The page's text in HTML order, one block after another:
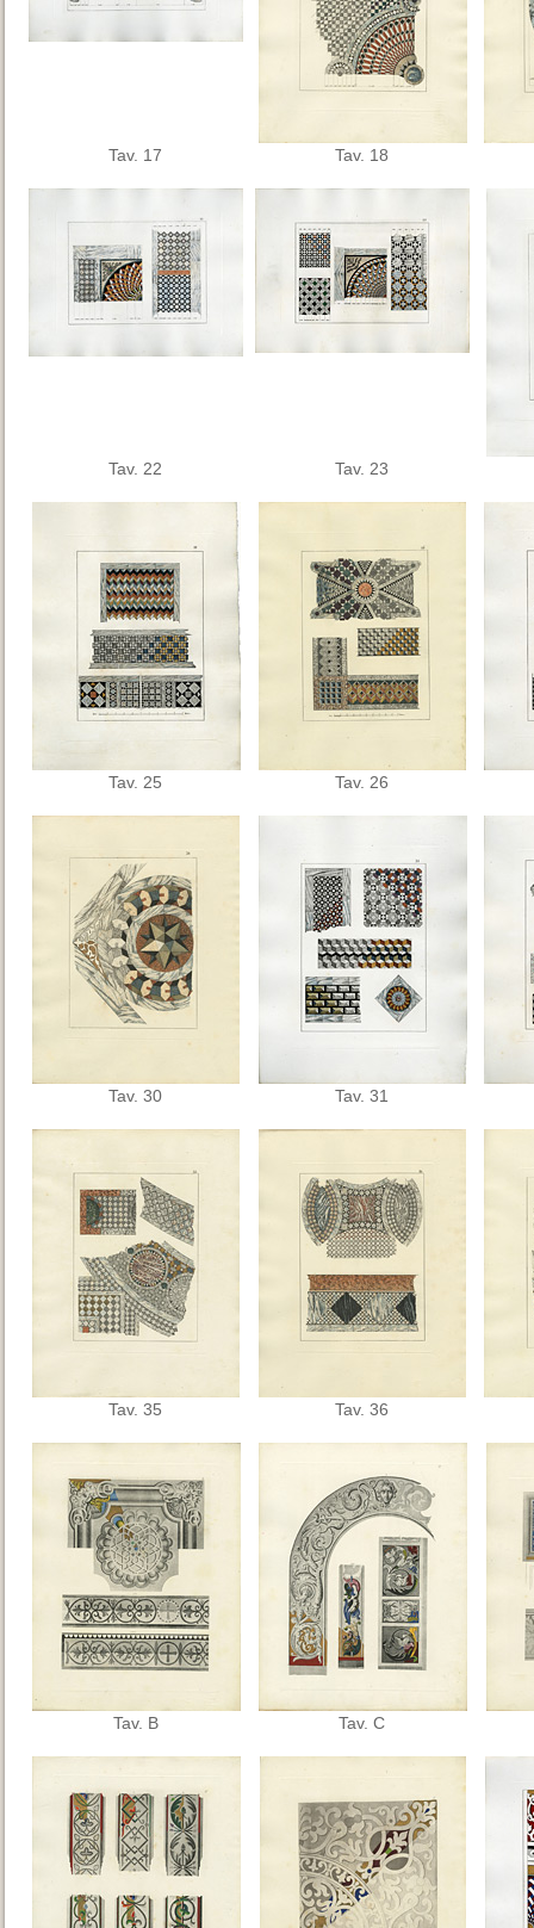
Tav. 17 Tav. 18
Tav. 22 Tav. 23
Tav. 25 Tav. 26
Tav. 30 Tav. 31
Tav. 35 Tav. 36
Tav. B Tav. C